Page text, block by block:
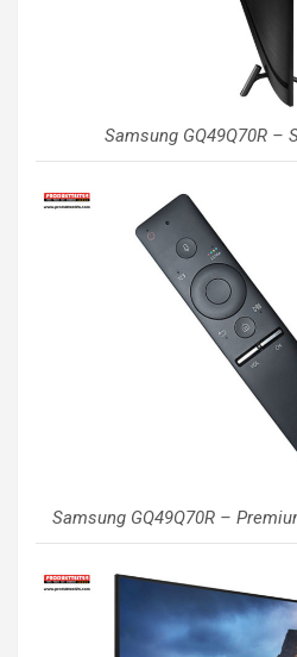
Samsung GQ49Q70R –
Samsung GQ49Q70R –